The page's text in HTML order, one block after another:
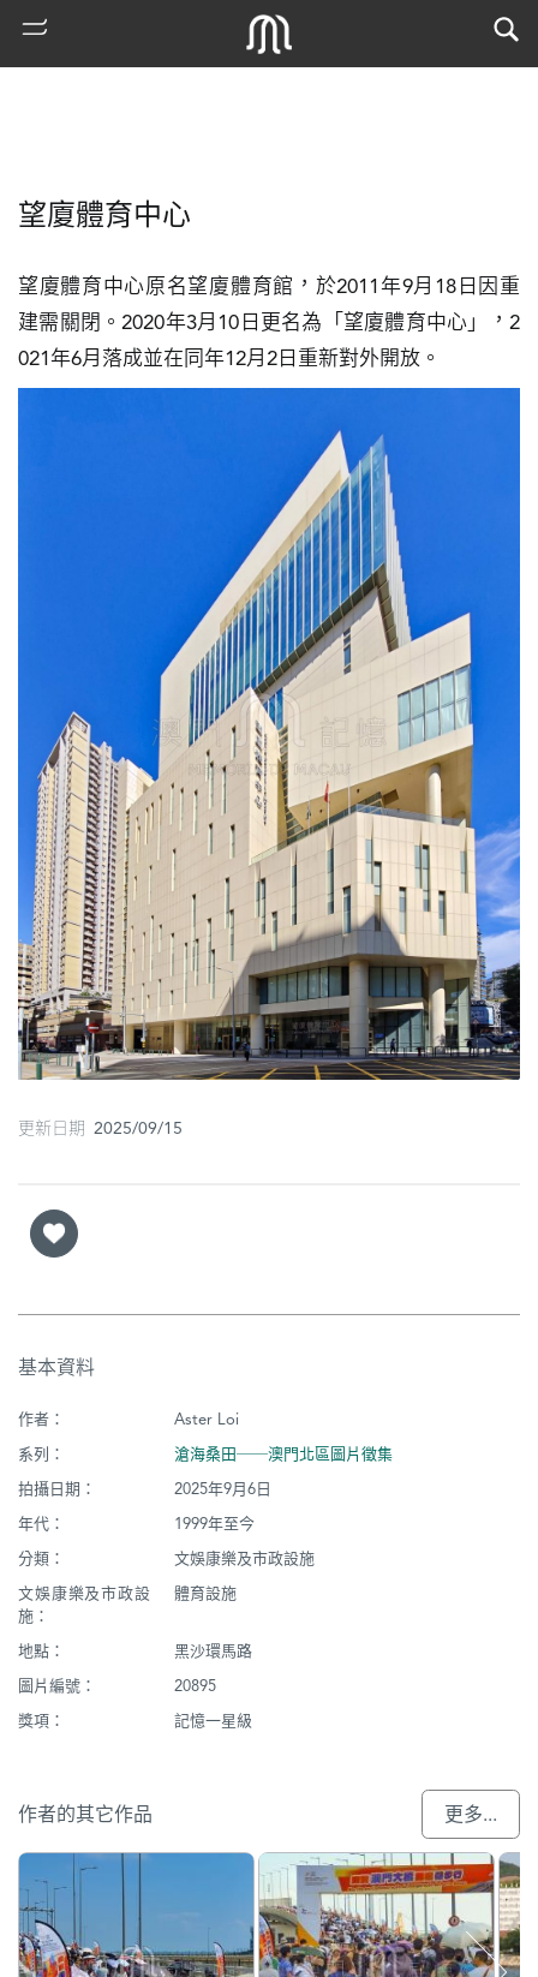
街
市
望廈體育中心
望廈體育中心原名望廈體育館，於2011年9月18日因重
建需關閉。2020年3月10日更名為「望廈體育中心」，2
021年6月落成並在同年12月2日重新對外開放。
更新日期 2025/09/15
基本資料
作者：
Aster Loi
系列：
滄海桑田──澳門北區圖片徵集
拍攝日期：
2025年9月6日
年代：
1999年至今
分類：
文娛康樂及市政設施
文娛康樂及市政設
施：
體育設施
地點：
黑沙環馬路
圖片編號：
20895
獎項：
記憶一星級
作者的其它作品 更多...